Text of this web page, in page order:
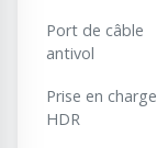
Port de câble
antivol
Prise en charge
HDR